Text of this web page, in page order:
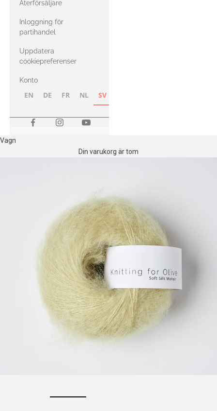
med Heavy
Merino
Återförsäljare
Inloggning för
partihandel
Uppdatera
cookiepreferenser
Konto
EN DE FR NL SV
Vagn
Din varukorg är tom